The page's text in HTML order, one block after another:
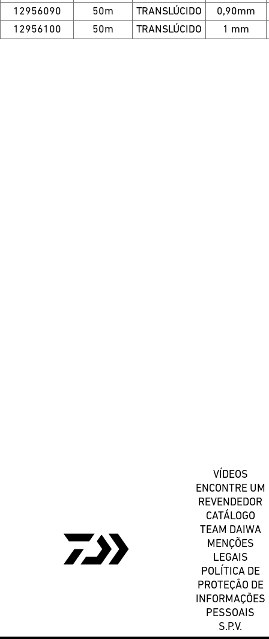
12956090
50m TRANSLÚCIDO
0,90mm
12956100
50m TRANSLÚCIDO 1 mm
VÍDEOS
ENCONTRE UM
REVENDEDOR
CATÁLOGO
TEAM DAIWA
MENÇÕES
LEGAIS
POLÍTICA DE
PROTEÇÃO DE
INFORMAÇÕES
PESSOAIS
S.P.V.